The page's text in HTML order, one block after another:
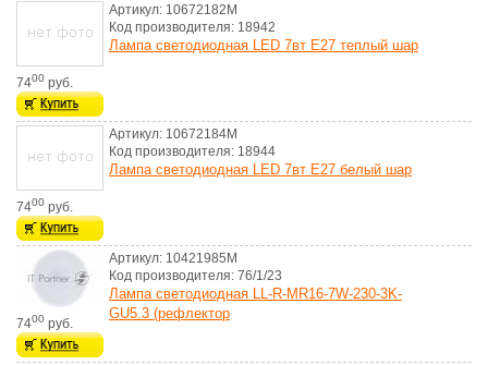
7400 руб.
Артикул: 10672182M
Код производителя: 18942
Лампа светодиодная LED 7вт E27 теплый шар
7400 руб.
Артикул: 10672184M
Код производителя: 18944
Лампа светодиодная LED 7вт E27 белый шар
7400 руб.
Артикул: 10421985M
Код производителя: 76/1/23
Лампа светодиодная LL-R-MR16-7W-230-3K-
GU5.3 (рефлектор